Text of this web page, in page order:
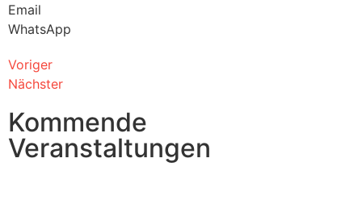
Email
WhatsApp
Voriger
Nächster
Kommende
Veranstaltungen